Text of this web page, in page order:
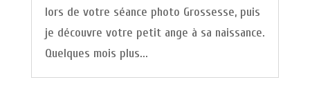
lors de votre séance photo Grossesse, puis
je découvre votre petit ange à sa naissance.
Quelques mois plus...